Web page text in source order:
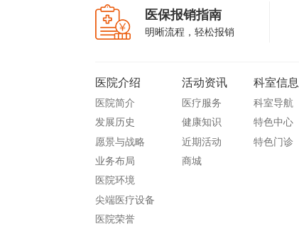
协会发起的《成人预防接种
机构服务要求》及北京市疾
人预防接种门诊建设规
防融合分会委员；
北京医学会肠道微生态与幽
门螺杆菌分会委员；
会委员；
医保报销指南
明晰流程，轻松报销
医院介绍
医院简介
发展历史
愿景与战略
业务布局
医院环境
尖端医疗设备
医院荣誉
活动资讯
医疗服务
健康知识
近期活动
商城
科室信息
科室导航
特色中心
特色门诊